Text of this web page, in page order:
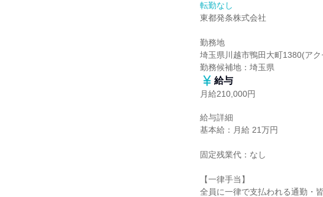
転勤なし
東都発条株式会社
勤務地
埼玉県川越市鴨田大町1380(ア
勤務候補地：埼玉県
給与
月給210,000円
給与詳細
基本給：月給 21万円
固定残業代：なし
【一律手当】
全員に一律で支払われる通勤・